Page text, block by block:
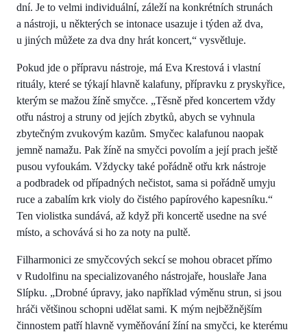
dní. Je to velmi individuální, záleží na konkrétních strunách
a nástroji, u některých se intonace usazuje i týden až dva,
u jiných můžete za dva dny hrát koncert,“ vysvětluje.
Pokud jde o přípravu nástroje, má Eva Krestová i vlastní
rituály, které se týkají hlavně kalafuny, přípravku z pryskyřice,
kterým se mažou žíně smyčce. „Těsně před koncertem vždy
otřu nástroj a struny od jejích zbytků, abych se vyhnula
zbytečným zvukovým kazům. Smyčec kalafunou naopak
jemně namažu. Pak žíně na smyčci povolím a její prach ještě
pusou vyfoukám. Vždycky také pořádně otřu krk nástroje
a podbradek od případných nečistot, sama si pořádně umyju
ruce a zabalím krk violy do čistého papírového kapesníku.“
Ten violistka sundává, až když při koncertě usedne na své
místo, a schovává si ho za noty na pultě.
Filharmonici ze smyčcových sekcí se mohou obracet přímo
v Rudolfinu na specializovaného nástrojaře, houslaře Jana
Slípku. „Drobné úpravy, jako například výměnu strun, si jsou
hráči většinou schopni udělat sami. K mým nejběžnějším
činnostem patří hlavně vyměňování žíní na smyčci, ke kterému